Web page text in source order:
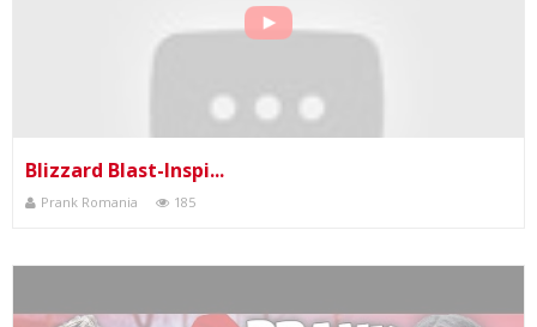
Blizzard Blast-Inspi...
Prank Romania 185